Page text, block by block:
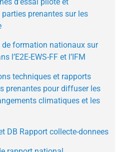
prenantes sur les
de formation nationaux sur
l’E2E-EWS-FF et l’IFM
techniques et rapports
prenantes pour diffuser les
climatiques et les
DB Rapport collecte-donnees